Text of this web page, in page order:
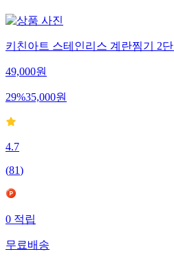
키친아트 스테인리스 계란찜기 2
49,000원
29%35,000원
4.7
(81)
0 적립
무료배송